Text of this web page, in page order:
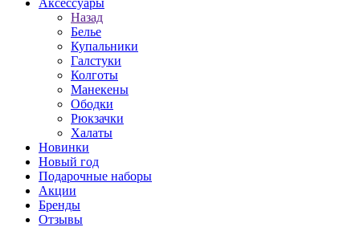
Аксессуары
Назад
Белье
Купальники
Галстуки
Колготы
Манекены
Ободки
Рюкзачки
Халаты
Новинки
Новый год
Подарочные наборы
Акции
Бренды
Отзывы